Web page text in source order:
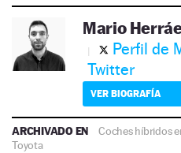
Mario
Perfil de
Twitter
VER BIOGRAFÍA
ARCHIVADO EN Coches híbridos
Toyota